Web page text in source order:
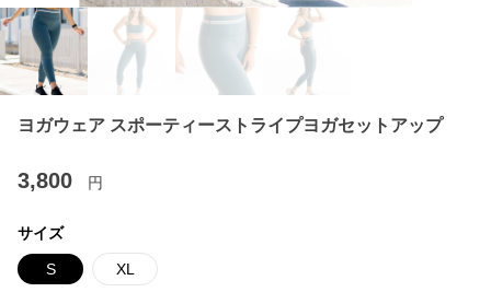
ヨガウェア スポーティーストライプヨガセットアップ
3,800 円
サイズ
S XL